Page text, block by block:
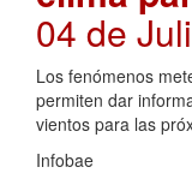
04 de
Los fenómenos
permiten dar
vientos para las
Infobae